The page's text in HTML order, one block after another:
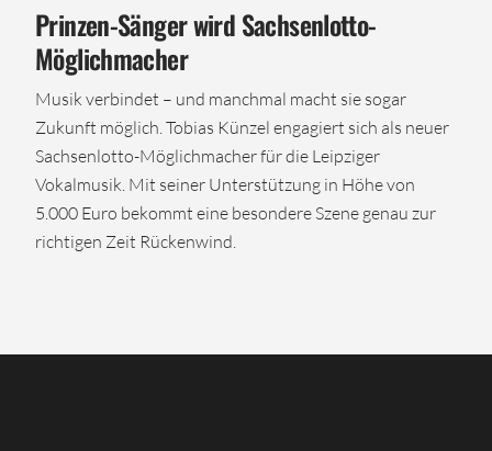
Prinzen-Sänger wird Sachsenlotto-
Möglichmacher
Musik verbindet – und manchmal macht sie sogar
Zukunft möglich. Tobias Künzel engagiert sich als neuer
Sachsenlotto-Möglichmacher für die Leipziger
Vokalmusik. Mit seiner Unterstützung in Höhe von
5.000 Euro bekommt eine besondere Szene genau zur
richtigen Zeit Rückenwind.